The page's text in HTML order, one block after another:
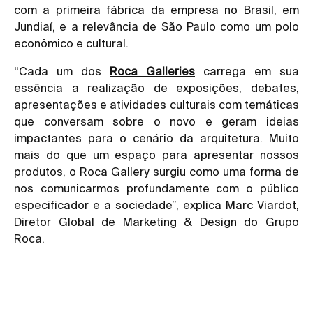
com a primeira fábrica da empresa no Brasil, em
Jundiaí, e a relevância de São Paulo como um polo
econômico e cultural.
“Cada um dos Roca Galleries carrega em sua
essência a realização de exposições, debates,
apresentações e atividades culturais com temáticas
que conversam sobre o novo e geram ideias
impactantes para o cenário da arquitetura. Muito
mais do que um espaço para apresentar nossos
produtos, o Roca Gallery surgiu como uma forma de
nos comunicarmos profundamente com o público
especificador e a sociedade”, explica Marc Viardot,
Diretor Global de Marketing & Design do Grupo
Roca.